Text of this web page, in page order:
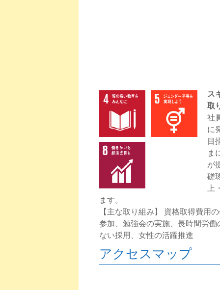
ス
取
社
に
目
ま
が
磋
ます。
【主な取り組み】 資格取得費用
参加、勉強会の実施、長時間労
ない採用、女性の活躍推進
アクセスマップ